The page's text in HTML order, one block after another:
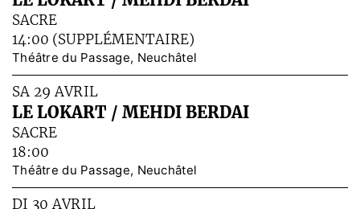
SACRE
14:00 (SUPPLÉMENTAIRE)
Théâtre du Passage, Neuchâtel
SA 29 AVRIL
LE LOKART / MEHDI BERDAI
SACRE
18:00
Théâtre du Passage, Neuchâtel
DI 30 AVRIL